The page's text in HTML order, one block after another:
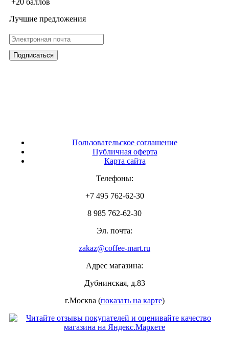
+20 баллов
Лучшие предложения
Пользовательское соглашение
Публичная оферта
Карта сайта
Телефоны:
+7 495 762-62-30
8 985 762-62-30
Эл. почта:
zakaz@coffee-mart.ru
Адрес магазина:
Дубнинская, д.83
г.Москва (показать на карте)